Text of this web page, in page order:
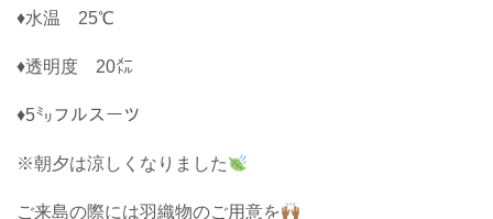
♦水温 25℃
♦透明度 20㍍
♦5㍉フルスーツ
※朝夕は涼しくなりました
ご来島の際には羽織物のご用意を